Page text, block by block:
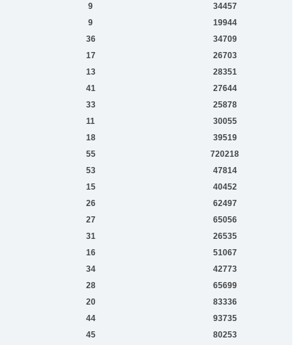
9
34457
9
19944
36
34709
17
26703
13
28351
41
27644
33
25878
11
30055
18
39519
55
720218
53
47814
15
40452
26
62497
27
65056
31
26535
16
51067
34
42773
28
65699
20
83336
44
93735
45
80253